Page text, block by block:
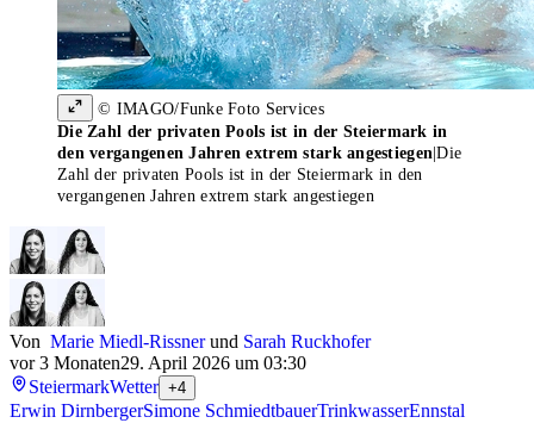
© IMAGO/Funke Foto Services
Die Zahl der privaten Pools ist in der Steiermark in
den vergangenen Jahren extrem stark angestiegen |Die
Zahl der privaten Pools ist in der Steiermark in den
vergangenen Jahren extrem stark angestiegen
Von Marie Miedl-Rissnerund Sarah Ruckhofer
vor 3 Monaten29. April 2026 um 03:30
SteiermarkWetter +4
Erwin DirnbergerSimone SchmiedtbauerTrinkwasserEnnstal